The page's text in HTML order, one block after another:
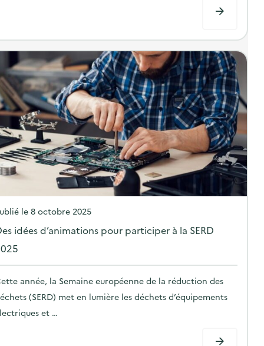
idées d’animations pour participer à la SERD
leP
o
8 octobre 2025
année, la Semaine européenne de la réduction des
(SERD) met en lumière les déchets d’équipements
et …